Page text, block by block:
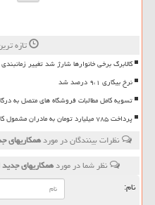
تازه
کالابرگ برخی خانوارها شارژ شد تغییر
نرخ بیکاری ۹،۱ درصد شد
تسویه کامل مطالبات فروشگاه های متصل به
پرداخت ۷۸۵ میلیارد تومان به مادران مشمول کارت امید مهر
نظرات بینندگان در موردهمكاریهای
نظر شما در موردهمكاریهای
نام: